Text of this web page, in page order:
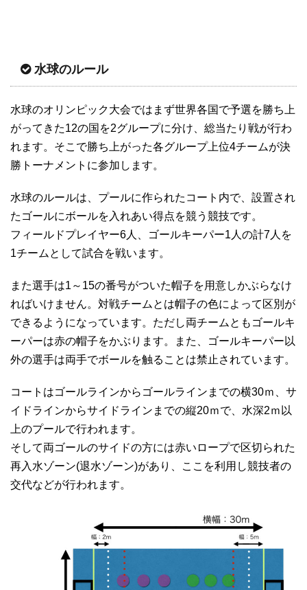
水球のルール
水球のオリンピック大会ではまず世界各国で予選を勝ち上
がってきた12の国を2グループに分け、総当たり戦が行わ
れます。そこで勝ち上がった各グループ上位4チームが決
勝トーナメントに参加します。
水球のルールは、プールに作られたコート内で、設置され
たゴールにボールを入れあい得点を競う競技です。
フィールドプレイヤー6人、ゴールキーパー1人の計7人を
1チームとして試合を戦います。
また選手は1～15の番号がついた帽子を用意しかぶらなけ
ればいけません。対戦チームとは帽子の色によって区別が
できるようになっています。ただし両チームともゴールキ
ーパーは赤の帽子をかぶります。また、ゴールキーパー以
外の選手は両手でボールを触ることは禁止されています。
コートはゴールラインからゴールラインまでの横30ｍ、サ
イドラインからサイドラインまでの縦20ｍで、水深2ｍ以
上のプールで行われます。
そして両ゴールのサイドの方には赤いロープで区切られた
再入水ゾーン(退水ゾーン)があり、ここを利用し競技者の
交代などが行われます。